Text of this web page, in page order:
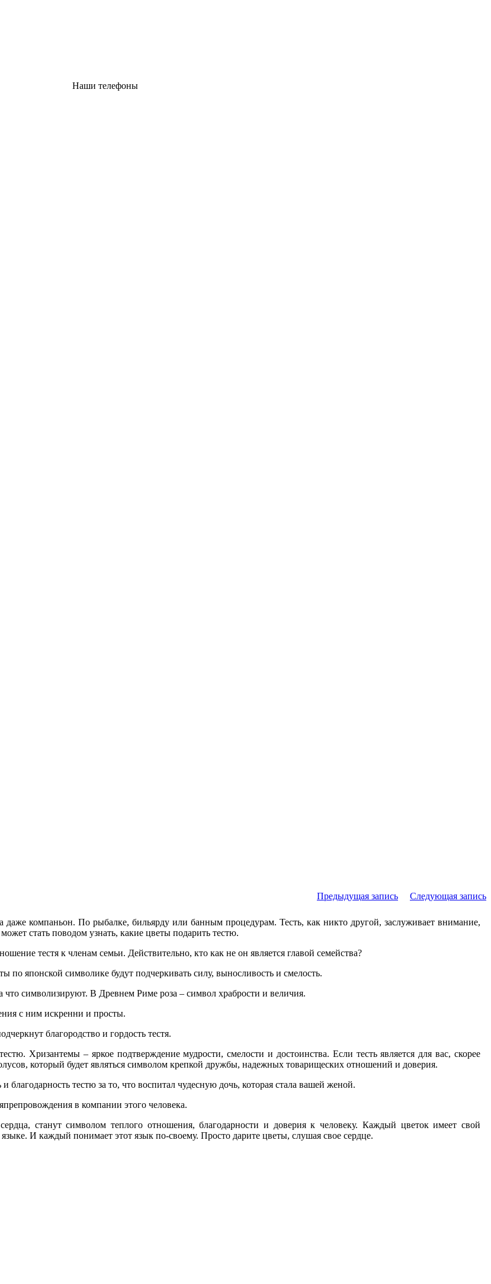
Наши телефоны
Предыдущая запись Следующая запись
даже компаньон. По рыбалке, бильярду или банным процедурам. Тесть, как никто другой, заслуживает внимание,
стать поводом узнать, какие цветы подарить тестю.
тестя к членам семьи. Действительно, кто как не он является главой семейства?
по японской символике будут подчеркивать силу, выносливость и смелость.
что символизируют. В Древнем Риме роза – символ храбрости и величия.
с ним искренни и просты.
благородство и гордость тестя.
Хризантемы – яркое подтверждение мудрости, смелости и достоинства. Если тесть является для вас, скорее
который будет являться символом крепкой дружбы, надежных товарищеских отношений и доверия.
благодарность тестю за то, что воспитал чудесную дочь, которая стала вашей женой.
в компании этого человека.
станут символом теплого отношения, благодарности и доверия к человеку. Каждый цветок имеет свой
И каждый понимает этот язык по-своему. Просто дарите цветы, слушая свое сердце.